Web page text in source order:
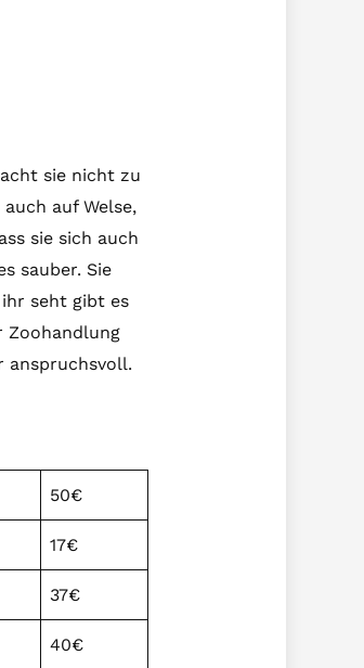
sie nicht zu
auf Welse,
sie sich auch
sauber. Sie
seht gibt es
Zoohandlung
anspruchsvoll.
50€
17€
37€
40€